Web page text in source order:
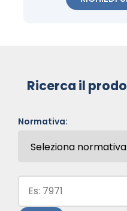
Ricerca il
Normativa: